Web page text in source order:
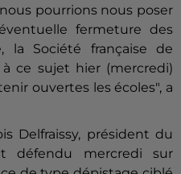
pourrions nous poser
fermeture des
la Société française de
ce sujet hier (mercredi)
ouvertes les écoles", a
Delfraissy, président du
défendu mercredi sur